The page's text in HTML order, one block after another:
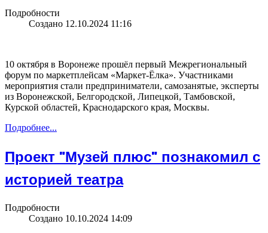
Подробности
Создано 12.10.2024 11:16
10 октября в Воронеже прошёл первый Межрегиональный
форум по маркетплейсам «Маркет-Ёлка». Участниками
мероприятия стали предприниматели, самозанятые, эксперты
из Воронежской, Белгородской, Липецкой, Тамбовской,
Курской областей, Краснодарского края, Москвы.
Подробнее...
Проект "Музей плюс" познакомил с
историей театра
Подробности
Создано 10.10.2024 14:09